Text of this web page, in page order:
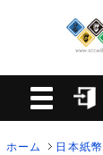
ホーム 日本紙幣